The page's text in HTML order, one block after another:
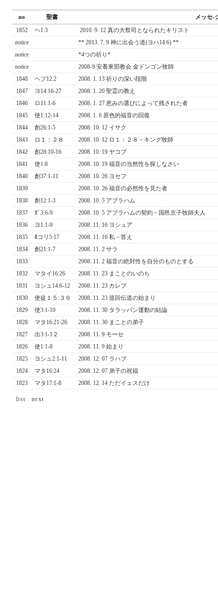
no 聖書
メッセ
1852
ヘ1:3
2010. 9. 12 真の大祭司となられたキリスト
notice
** 2013. 7. 9 神に出会う道(ヨハ14:6) **
notice
*4つの祈り*
notice
2008-9 安養東部教会 金ドンゴン牧師
1848
ヘブ12:2
2008. 1. 13 祈りの深い段階
1847
ヨ14:16-27
2008. 1. 20 聖霊の教え
1846
ロ11:1-6
2008. 1. 27 恵みの選びによって残された者
1845
使1:12-14
2008. 1. 6 原色的福音の回復
1844
創26:1-5
2008. 10. 12 イサク
1843
ロ１：２８
2008. 10. 12 ロ１：２８－キング牧師
1842
創28:10-16
2008. 10. 19 ヤコブ
1841
使1:8
2008. 10. 19 福音の当然性を探しなさい
1840
創37:1-11
2008. 10. 26 ヨセフ
1839
2008. 10. 26 福音の必然性を見た者
1838
創12:1-3
2008. 10. 5 アブラハム
1837
ｶﾞ3:6-9
2008. 10. 5 アブラハムの契約－国邑京子牧師夫人
1836
ヨ1:1-9
2008. 11. 16 ヨシュア
1835
Ⅱコリ5:17
2008. 11. 16 私－答え
1834
創21:1-7
2008. 11. 2 サラ
1833
2008. 11. 2 福音の絶対性を自分のものとする
1832
マタイ16:26
2008. 11. 23 まことのいのち
1831
ヨシュ14:6-12
2008. 11. 23 カレブ
1830
使徒１５:３６
2008. 11. 23 巡回伝道の始まり
1829
使3:1-10
2008. 11. 30 タラッパン運動の結論
1828
マタ16:21-26
2008. 11. 30 まことの弟子
1827
出3:1-1２
2008. 11. 9 モーセ
1826
使1:1-8
2008. 11. 9 始まり
1825
ヨシュ2:1-11
2008. 12. 07 ラハブ
1824
マタ16:24
2008. 12. 07 弟子の祝福
1823
マタ17:1-8 2008. 12. 14 ただイェスだけ
list next